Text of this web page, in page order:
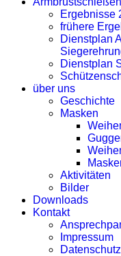
Ergebnisse
frühere
Dienstplan
Dienstplan
über uns
Geschichte
Masken
Aktivitäten
Bilder
Downloads
Kontakt
Impressum
Datenschutz